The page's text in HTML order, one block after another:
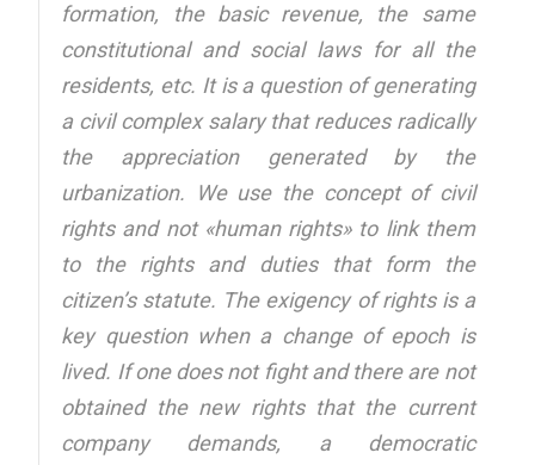
formation, the basic revenue, the same
constitutional and social laws for all the
residents, etc. It is a question of generating
a civil complex salary that reduces radically
the appreciation generated by the
urbanization. We use the concept of civil
rights and not «human rights» to link them
to the rights and duties that form the
citizen’s statute. The exigency of rights is a
key question when a change of epoch is
lived. If one does not fight and there are not
obtained the new rights that the current
company demands, a democratic